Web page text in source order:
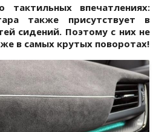
впечатлениях:
также присутствует в
сидений. Поэтому с них не
в самых крутых поворотах!